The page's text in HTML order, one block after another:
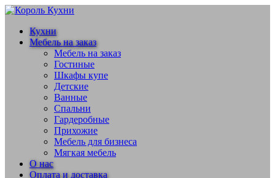
Кухни
Мебель на заказ
Мебель на заказ
Гостиные
Шкафы купе
Детские
Ванные
Спальни
Гардеробные
Прихожие
Мебель для бизнеса
Мягкая мебель
О нас
Оплата и доставка